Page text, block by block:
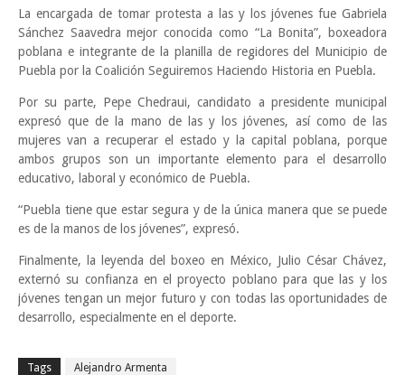
La encargada de tomar protesta a las y los jóvenes fue Gabriela
Sánchez Saavedra mejor conocida como “La Bonita”, boxeadora
poblana e integrante de la planilla de regidores del Municipio de
Puebla por la Coalición Seguiremos Haciendo Historia en Puebla.
Por su parte, Pepe Chedraui, candidato a presidente municipal
expresó que de la mano de las y los jóvenes, así como de las
mujeres van a recuperar el estado y la capital poblana, porque
ambos grupos son un importante elemento para el desarrollo
educativo, laboral y económico de Puebla.
“Puebla tiene que estar segura y de la única manera que se puede
es de la manos de los jóvenes”, expresó.
Finalmente, la leyenda del boxeo en México, Julio César Chávez,
externó su confianza en el proyecto poblano para que las y los
jóvenes tengan un mejor futuro y con todas las oportunidades de
desarrollo, especialmente en el deporte.
Tags Alejandro Armenta